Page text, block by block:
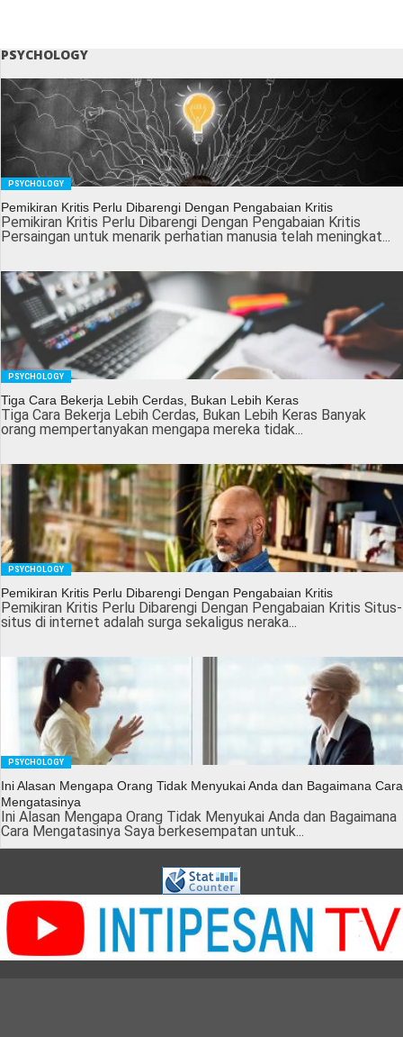
PSYCHOLOGY
PSYCHOLOGY
Pemikiran Kritis Perlu Dibarengi Dengan Pengabaian Kritis
Pemikiran Kritis Perlu Dibarengi Dengan Pengabaian Kritis
Persaingan untuk menarik perhatian manusia telah meningkat...
PSYCHOLOGY
Tiga Cara Bekerja Lebih Cerdas, Bukan Lebih Keras
Tiga Cara Bekerja Lebih Cerdas, Bukan Lebih Keras Banyak
orang mempertanyakan mengapa mereka tidak...
PSYCHOLOGY
Pemikiran Kritis Perlu Dibarengi Dengan Pengabaian Kritis
Pemikiran Kritis Perlu Dibarengi Dengan Pengabaian Kritis Situs-
situs di internet adalah surga sekaligus neraka...
PSYCHOLOGY
Ini Alasan Mengapa Orang Tidak Menyukai Anda dan Bagaimana Cara
Mengatasinya
Ini Alasan Mengapa Orang Tidak Menyukai Anda dan Bagaimana
Cara Mengatasinya Saya berkesempatan untuk...